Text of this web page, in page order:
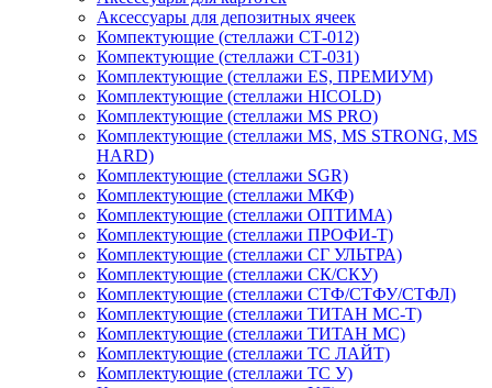
Аксессуары для депозитных ячеек
Компектующие (стеллажи СТ-012)
Компектующие (стеллажи СТ-031)
Комплектующие (стеллажи ES, ПРЕМИУМ)
Комплектующие (стеллажи HICOLD)
Комплектующие (стеллажи MS PRO)
Комплектующие (стеллажи MS, MS STRONG, MS
HARD)
Комплектующие (стеллажи SGR)
Комплектующие (стеллажи МКФ)
Комплектующие (стеллажи ОПТИМА)
Комплектующие (стеллажи ПРОФИ-Т)
Комплектующие (стеллажи СГ УЛЬТРА)
Комплектующие (стеллажи СК/СКУ)
Комплектующие (стеллажи СТФ/СТФУ/СТФЛ)
Комплектующие (стеллажи ТИТАН МС-Т)
Комплектующие (стеллажи ТИТАН МС)
Комплектующие (стеллажи ТС ЛАЙТ)
Комплектующие (стеллажи ТС У)